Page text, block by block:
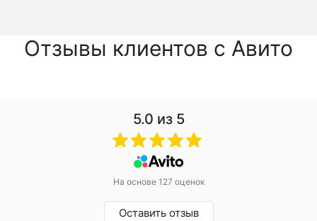
Отзывы клиентов с Авито
5.0 из 5
На основе 127 оценок
Оставить отзыв